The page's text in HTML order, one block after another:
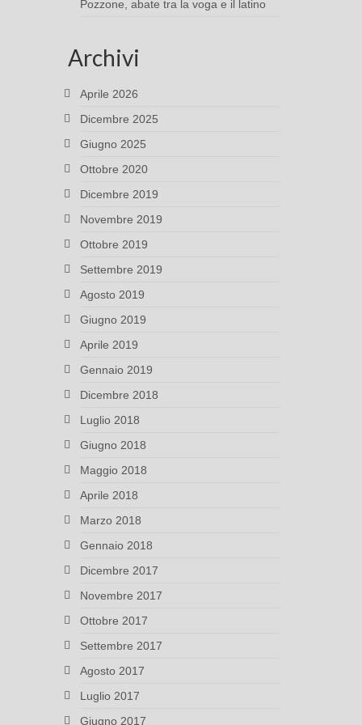
Pozzone, abate tra la voga e il latino
Archivi
Aprile 2026
Dicembre 2025
Giugno 2025
Ottobre 2020
Dicembre 2019
Novembre 2019
Ottobre 2019
Settembre 2019
Agosto 2019
Giugno 2019
Aprile 2019
Gennaio 2019
Dicembre 2018
Luglio 2018
Giugno 2018
Maggio 2018
Aprile 2018
Marzo 2018
Gennaio 2018
Dicembre 2017
Novembre 2017
Ottobre 2017
Settembre 2017
Agosto 2017
Luglio 2017
Giugno 2017